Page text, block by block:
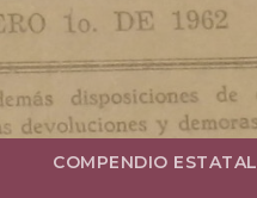
COMPENDIO ESTATAL